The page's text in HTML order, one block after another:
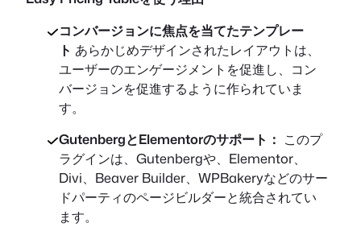
コンバージョンに焦点を当てたテンプレー
ト あらかじめデザインされたレイアウトは、
ユーザーのエンゲージメントを促進し、コン
バージョンを促進するように作られていま
す。
GutenbergとElementorのサポート： このプ
ラグインは、Gutenbergや、Elementor、
Divi、Beaver Builder、WPBakeryなどのサー
ドパーティのページビルダーと統合されてい
ます。